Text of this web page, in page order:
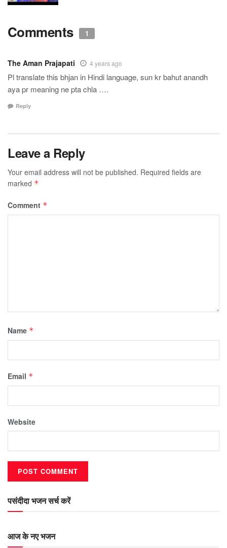
Comments 1
The Aman Prajapati 4 years ago
Pl translate this bhjan in Hindi language, sun kr bahut anandh
aya pr meaning ne pta chla ….
Reply
Leave a Reply
Your email address will not be published. Required fields are
marked *
Comment *
Name *
Email *
Website
पसंदीदा भजन सर्च करें
आज के नए भजन